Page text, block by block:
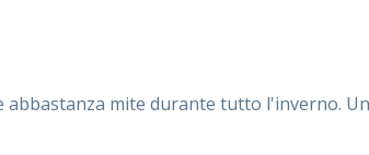
mite durante tutto l'inverno.